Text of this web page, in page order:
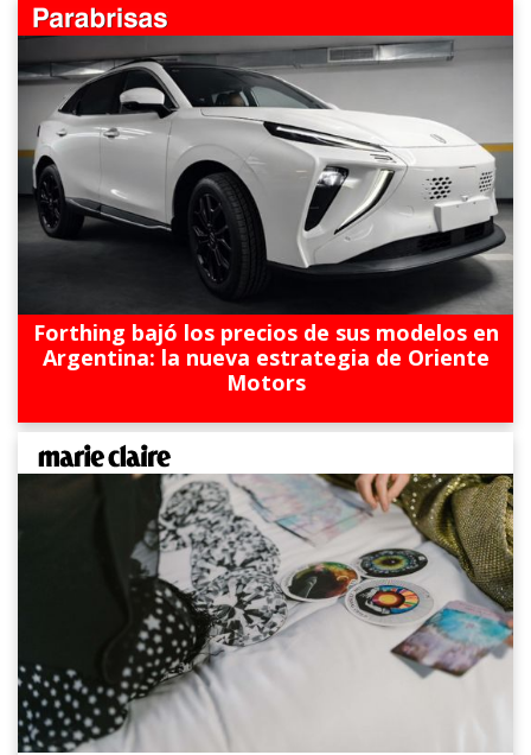
Forthing bajó los precios de sus modelos en
Argentina: la nueva estrategia de Oriente
Motors